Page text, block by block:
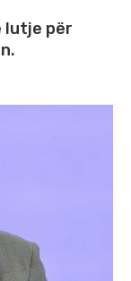
lutje për